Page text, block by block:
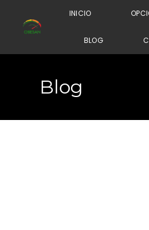
INICIO
BLOG
Blog